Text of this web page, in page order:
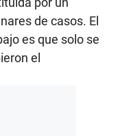
de casos. El
es que solo se
el